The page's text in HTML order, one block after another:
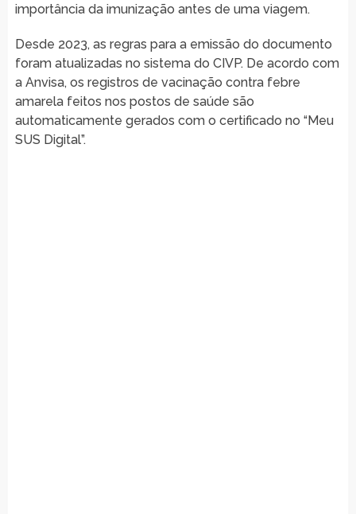
importância da imunização antes de uma viagem.
Desde 2023, as regras para a emissão do documento
foram atualizadas no sistema do CIVP. De acordo com
a Anvisa, os registros de vacinação contra febre
amarela feitos nos postos de saúde são
automaticamente gerados com o certificado no “Meu
SUS Digital”.